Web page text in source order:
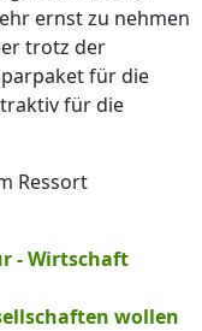
ernst zu nehmen
trotz der
für die
für die
Ressort
- Wirtschaft
wollen